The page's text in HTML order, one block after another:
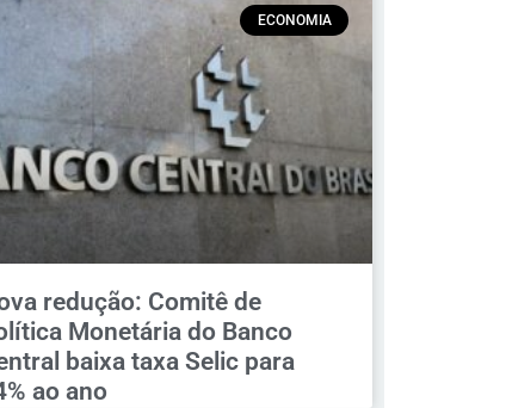
ECONOMIA
redução: Comitê de
Monetária do Banco
baixa taxa Selic para
ao ano